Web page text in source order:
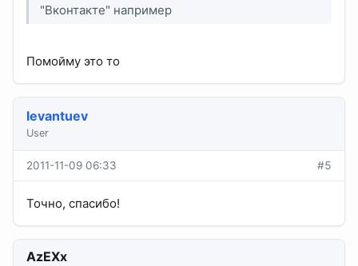
"Вконтакте" например
Помойму это то
levantuev
User
2011-11-09 06:33 #5
Точно, спасибо!
AzEXx